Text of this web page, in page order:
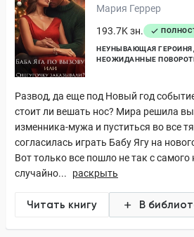
Мария Геррер
193.7K зн.
НЕУНЫВАЮЩАЯ ГЕРОИНЯ
НЕОЖИДАННЫЕ
Развод, да еще под Новый год
стоит ли вешать нос? Мира решила
изменника-мужа и пуститься во все
согласилась играть Бабу Ягу на
Вот только все пошло не так с
случайно...
раскрыть
Читать книгу В